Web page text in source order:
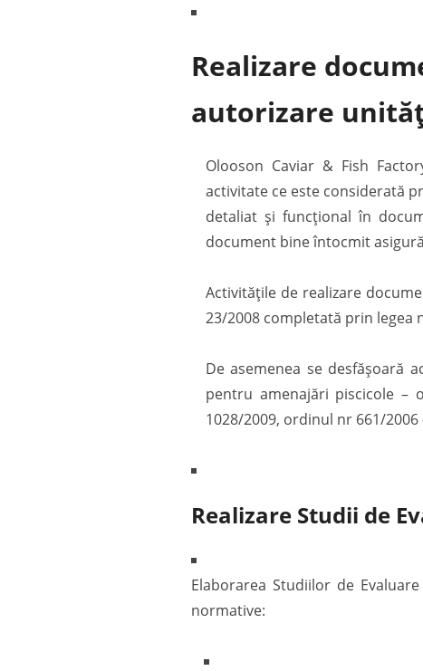
Realizare
autorizare
Olooson Caviar & Fish
activitate ce este considerată
detaliat și funcțional în
document bine întocmit
Activitățile de realizare
23/2008 completată prin legea
De asemenea se desfășoară
pentru amenajări piscicole
1028/2009, ordinul nr 661/
Realizare Studii de
Elaborarea Studiilor de
normative: